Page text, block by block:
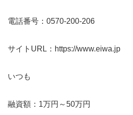
電話番号：0570-200-206
サイトURL：https://www.eiwa.jp
いつも
融資額：1万円～50万円